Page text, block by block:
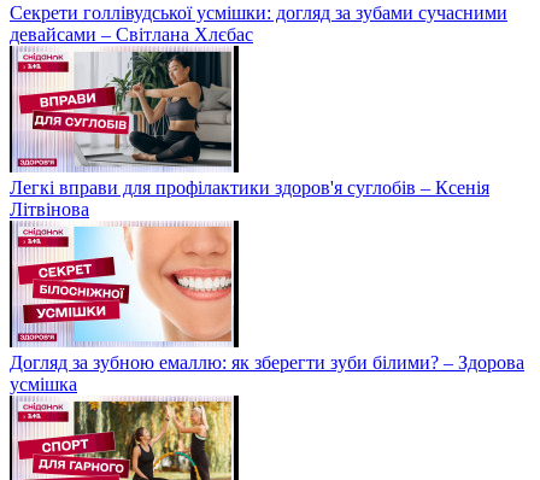
Секрети голлівудської усмішки: догляд за зубами сучасними
девайсами – Світлана Хлєбас
Легкі вправи для профілактики здоров'я суглобів – Ксенія
Літвінова
Догляд за зубною емаллю: як зберегти зуби білими? – Здорова
усмішка